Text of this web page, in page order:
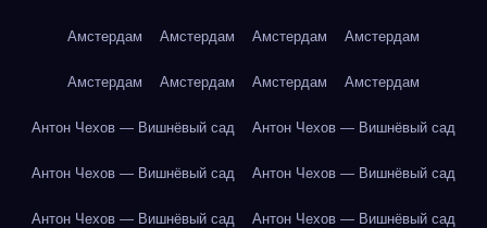
Амстердам Амстердам Амстердам Амстердам
Амстердам Амстердам Амстердам Амстердам
Антон Чехов — Вишнёвый сад Антон Чехов — Вишнёвый сад
Антон Чехов — Вишнёвый сад Антон Чехов — Вишнёвый сад
Антон Чехов — Вишнёвый сад Антон Чехов — Вишнёвый сад